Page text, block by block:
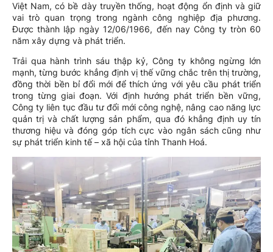
Việt Nam, có bề dày truyền thống, hoạt động ổn định và giữ
vai trò quan trọng trong ngành công nghiệp địa phương.
Được thành lập ngày 12/06/1966, đến nay Công ty tròn 60
năm xây dựng và phát triển.
Trải qua hành trình sáu thập kỷ, Công ty không ngừng lớn
mạnh, từng bước khẳng định vị thế vững chắc trên thị trường,
đồng thời bền bỉ đổi mới để thích ứng với yêu cầu phát triển
trong từng giai đoạn. Với định hướng phát triển bền vững,
Công ty liên tục đầu tư đổi mới công nghệ, nâng cao năng lực
quản trị và chất lượng sản phẩm, qua đó khẳng định uy tín
thương hiệu và đóng góp tích cực vào ngân sách cũng như
sự phát triển kinh tế – xã hội của tỉnh Thanh Hoá.